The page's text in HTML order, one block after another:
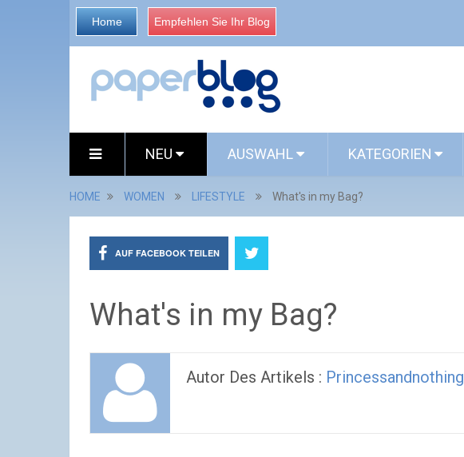
Home Empfehlen Sie Ihr Blog
NEU AUSWAHL KATEGORIEN
HOME WOMEN LIFESTYLE What's in my Bag?
AUF FACEBOOK TEILEN
What's in my Bag?
Autor Des Artikels : Princessandnothing